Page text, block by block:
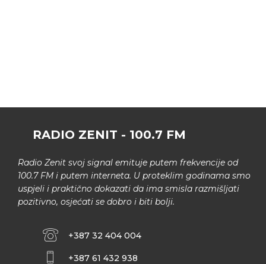
RADIO ZENIT - 100.7 FM
Radio Zenit svoj signal emituje putem frekvencije od
100.7 FM i putem interneta. U proteklim godinama smo
uspjeli i praktično dokazati da ima smisla razmišljati
pozitivno, osjećati se dobro i biti bolji.
+387 32 404 004
+387 61 432 938